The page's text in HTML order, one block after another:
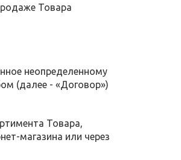
Товара
неопределенному
(далее - «Договор»)
Товара,
магазина или через